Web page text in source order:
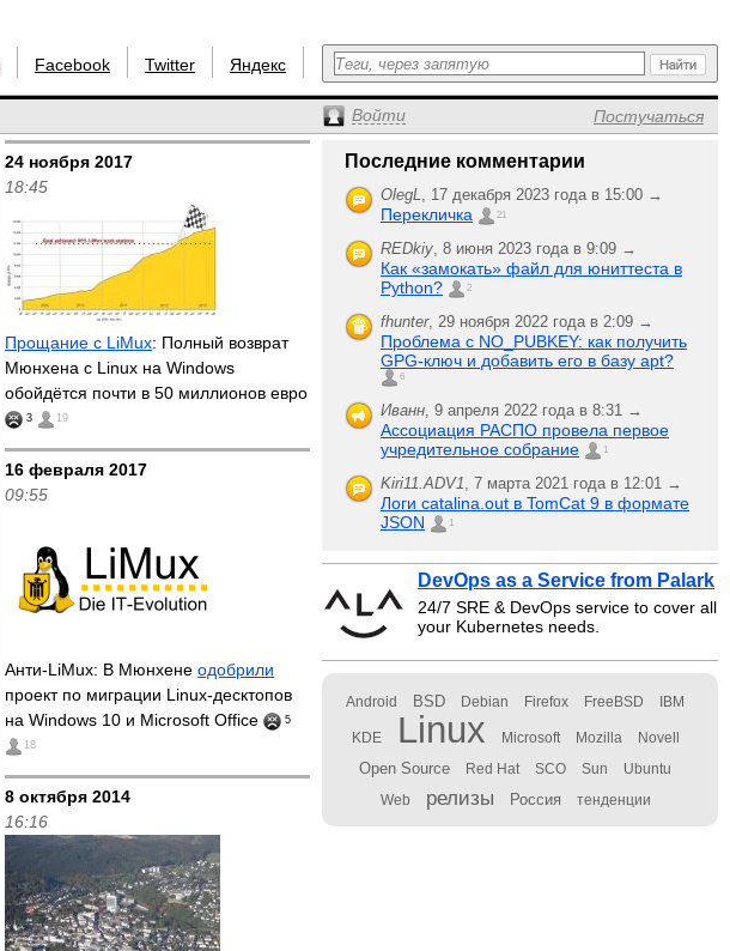
Facebook Twitter Яндекс
Войти Постучаться
24 ноября 2017
18:45
Прощание с LiMux: Полный возврат
Мюнхена с Linux на Windows
обойдётся почти в 50 миллионов евро
3 19
16 февраля 2017
09:55
Анти-LiMux: В Мюнхенеодобрили
проект по миграции Linux-десктопов
на Windows 10 и Microsoft Office
5
18
8 октября 2014
16:16
Последние комментарии
OlegL, 17 декабря 2023 года в 15:00 →
Перекличка 21
REDkiy, 8 июня 2023 года в 9:09 →
Как «замокать» файл для юниттеста в
Python?
2
fhunter, 29 ноября 2022 года в 2:09 →
Проблема с NO_PUBKEY: как получить
GPG-ключ и добавить его в базу apt?
6
Иванн, 9 апреля 2022 года в 8:31 →
Ассоциация РАСПО провела первое
учредительное собрание
1
Kiri11.ADV1, 7 марта 2021 года в 12:01 →
Логи catalina.out в TomCat 9 в формате
JSON
1
DevOps as a Service from Palark
24/7 SRE & DevOps service to cover all
your Kubernetes needs.
Android BSD Debian Firefox FreeBSD IBM
KDE Linux Microsoft Mozilla Novell
Open Source Red Hat SCO Sun Ubuntu
Web релизы Россия тенденции